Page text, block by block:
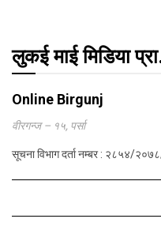
लुकई माई मिडिया
Online Birgunj
वीरगन्ज – १५, पर्सा
सूचना विभाग दर्ता नम्बर : २८५४/